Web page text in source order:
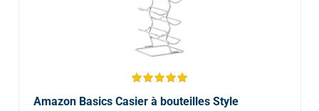
Amazon Basics Casier à bouteilles Style